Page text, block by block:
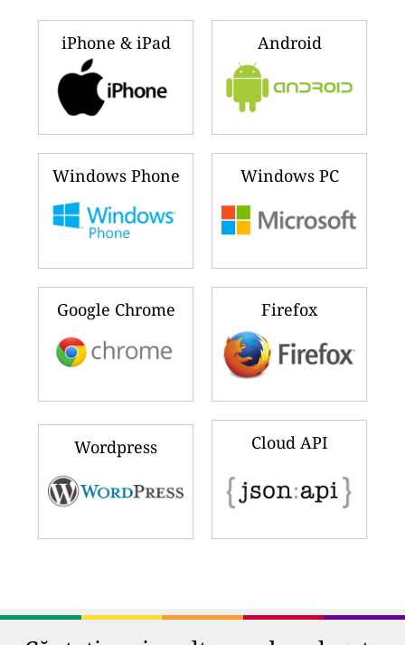
iPhone & iPad Android
Windows Phone Windows PC
Google Chrome Firefox
Wordpress Cloud API